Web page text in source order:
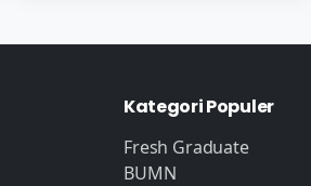
Kategori Populer
Fresh Graduate
BUMN